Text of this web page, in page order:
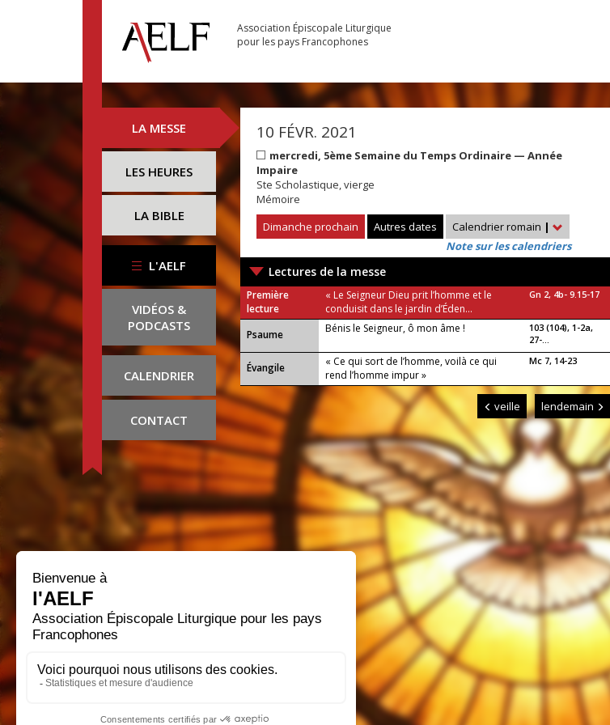
Association Épiscopale Liturgique
pour les pays Francophones
LA MESSE
LES HEURES
LA BIBLE
L'AELF
VIDÉOS &
PODCASTS
CALENDRIER
CONTACT
10 FÉVR. 2021
mercredi, 5ème Semaine du Temps Ordinaire — Année
Impaire
Ste Scholastique, vierge
Mémoire
Dimanche prochain
Autres dates Calendrier romain |
Note sur les calendriers
Lectures de la messe
Première
lecture
« Le Seigneur Dieu prit l’homme et le
conduisit dans le jardin d’Éden...
Gn 2, 4b- 9.15-17
Psaume Bénis le Seigneur, ô mon âme !
103 (104), 1-2a,
27-...
Évangile
« Ce qui sort de l’homme, voilà ce qui
rend l’homme impur »
Mc 7, 14-23
veille lendemain